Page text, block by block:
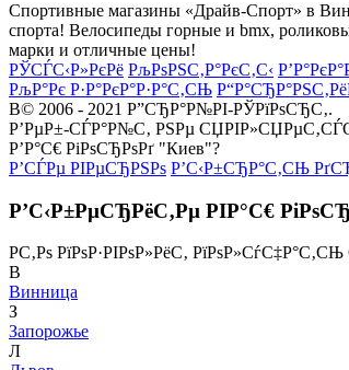
Спортивные магазины «Драйв-Спорт» в
спорта! Велосипеды горные и bmx,
марки и отличные цены!
РЎСЃС‹Р»РєРё РљРѕРЅС‚Р°РєС‚С‹
РљР°Рє Р·Р°РєР°Р·Р°С‚СЊ
В© 2006 - 2021 Р”СЂР°Р№РІ-РЎРїРѕСЂС‚.
Р’РµР±-СЃР°Р№С‚ РЅРµ
Р’Р°С€ РіРѕСЂРѕРґ "Киев"?
Р’СЃРµ РІРµСЂРЅРѕ Р’С‹Р±СЂР°С‚СЊ
Р’С‹Р±РµСЂРёС‚Рµ РІР°С€
Р­С‚Рѕ РїРѕР·РІРѕР»РёС‚
В
Винница
З
Запорожье
Л